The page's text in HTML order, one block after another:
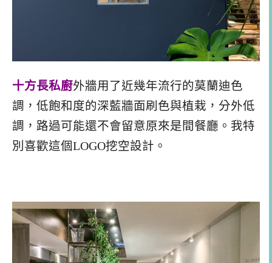
十方長私廚外牆用了近幾年流行的莫蘭迪色
調，低飽和度的深藍牆面刷色與植栽，分外低
調，路過可能還不會留意原來是間餐廳。我特
別喜歡這個LOGO挖空設計。